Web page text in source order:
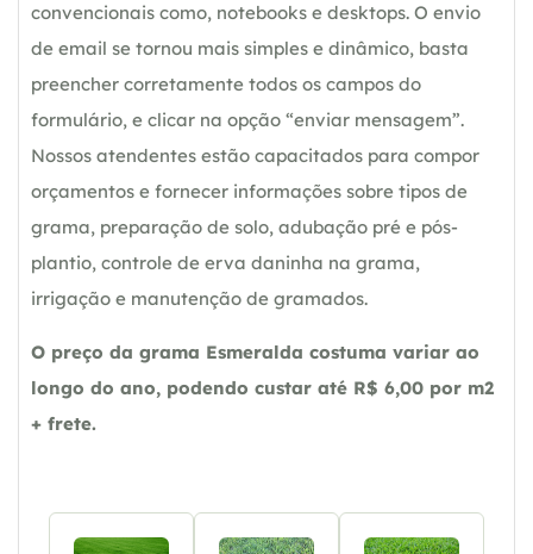
convencionais como, notebooks e desktops. O envio
de email se tornou mais simples e dinâmico, basta
preencher corretamente todos os campos do
formulário, e clicar na opção “enviar mensagem”.
Nossos atendentes estão capacitados para compor
orçamentos e fornecer informações sobre tipos de
grama, preparação de solo, adubação pré e pós-
plantio, controle de erva daninha na grama,
irrigação e manutenção de gramados.
O preço da grama Esmeralda costuma variar ao
longo do ano, podendo custar até R$ 6,00 por m2
+ frete.